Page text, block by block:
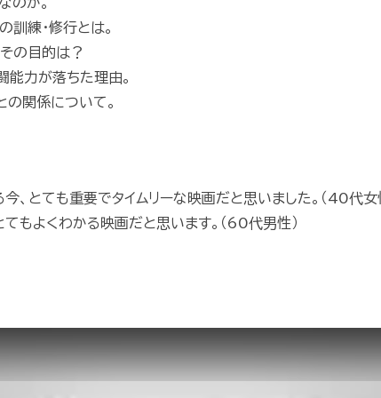
訓練・修行とは。
その目的は？
能力が落ちた理由。
の関係について。
、とても重要でタイムリーな映画だと思いました。（40代女
てもよくわかる映画だと思います。（60代男性）